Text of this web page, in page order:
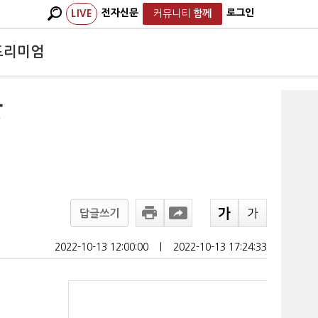
LIVE 전자신문 커뮤니티 함께 로그인
리미엄
답글쓰기
2022-10-13 12:00:00 2022-10-13 17:24:33